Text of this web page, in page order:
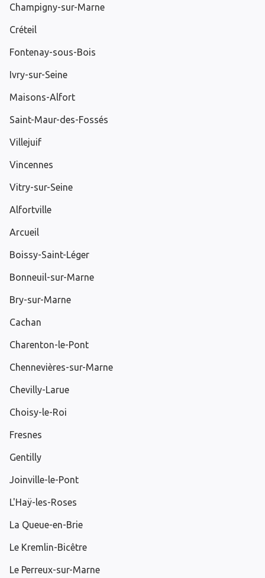
Champigny-sur-Marne
Créteil
Fontenay-sous-Bois
Ivry-sur-Seine
Maisons-Alfort
Saint-Maur-des-Fossés
Villejuif
Vincennes
Vitry-sur-Seine
Alfortville
Arcueil
Boissy-Saint-Léger
Bonneuil-sur-Marne
Bry-sur-Marne
Cachan
Charenton-le-Pont
Chennevières-sur-Marne
Chevilly-Larue
Choisy-le-Roi
Fresnes
Gentilly
Joinville-le-Pont
L'Haÿ-les-Roses
La Queue-en-Brie
Le Kremlin-Bicêtre
Le Perreux-sur-Marne